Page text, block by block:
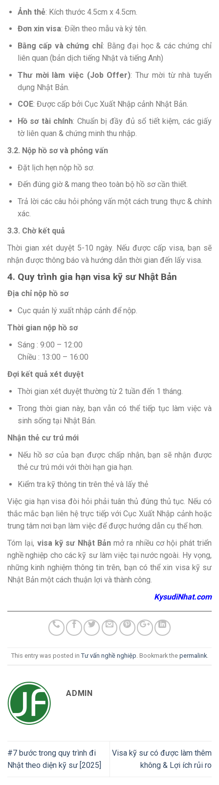
Ảnh thẻ: Kích thước 4.5cm x 4.5cm.
Đơn xin visa: Điền theo mẫu và ký tên.
Bằng cấp và chứng chỉ: Bằng đại học & các chứng chỉ
liên quan (bản dịch tiếng Nhật và tiếng Anh)
Thư mời làm việc (Job Offer): Thư mời từ nhà tuyển
dụng Nhật Bản.
COE: Được cấp bởi Cục Xuất Nhập cảnh Nhật Bản.
Hồ sơ tài chính: Chuẩn bị đầy đủ sổ tiết kiệm, các giấy
tờ liên quan & chứng minh thu nhập.
3.2. Nộp hồ sơ và phỏng vấn
Đặt lịch hẹn nộp hồ sơ.
Đến đúng giờ & mang theo toàn bộ hồ sơ cần thiết.
Trả lời các câu hỏi phỏng vấn một cách trung thực & chính
xác.
3.3. Chờ kết quả
Thời gian xét duyệt 5-10 ngày. Nếu được cấp visa, bạn sẽ
nhận được thông báo và hướng dẫn thời gian đến lấy visa.
4. Quy trình gia hạn visa kỹ sư Nhật Bản
Địa chỉ nộp hồ sơ
Cục quản lý xuất nhập cảnh để nộp.
Thời gian nộp hồ sơ
Sáng : 9:00 – 12:00
Chiều : 13:00 – 16:00
Đợi kết quả xét duyệt
Thời gian xét duyệt thường từ 2 tuần đến 1 tháng.
Trong thời gian này, bạn vẫn có thể tiếp tục làm việc và
sinh sống tại Nhật Bản.
Nhận thẻ cư trú mới
Nếu hồ sơ của bạn được chấp nhận, bạn sẽ nhận được
thẻ cư trú mới với thời hạn gia hạn.
Kiểm tra kỹ thông tin trên thẻ và lấy thẻ
Việc gia hạn visa đòi hỏi phải tuân thủ đúng thủ tục. Nếu có
thắc mắc bạn liên hệ trực tiếp với Cục Xuất Nhập cảnh hoặc
trung tâm nơi bạn làm việc để được hướng dẫn cụ thể hơn.
Tóm lại, visa kỹ sư Nhật Bảnmở ra nhiều cơ hội phát triển
nghề nghiệp cho các kỹ sư làm việc tại nước ngoài. Hy vọng,
những kinh nghiệm thông tin trên, bạn có thể xin visa kỹ sư
Nhật Bản một cách thuận lợi và thành công.
KysudiNhat.com
This entry was posted in Tư vấn nghề nghiệp. Bookmark the permalink.
ADMIN
#7 bước trong quy trình đi
Nhật theo diện kỹ sư [2025]
Visa kỹ sư có được làm thêm
không & Lợi ích rủi ro